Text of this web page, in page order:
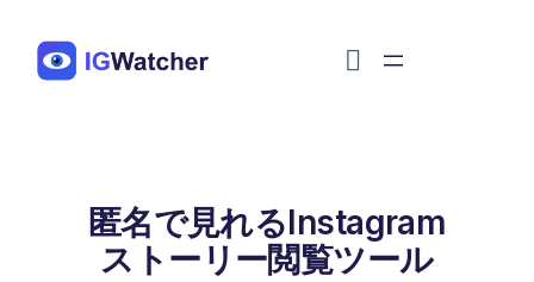
содержимому
Instagramのユーザーネーム
匿名で見れるInstagram
ストーリー閲覧ツール